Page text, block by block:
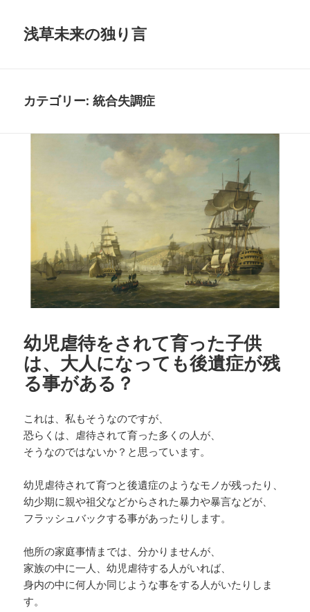
浅草未来の独り言
カテゴリー:統合失調症
幼児虐待をされて育った子供
は、大人になっても後遺症が残
る事がある？
これは、私もそうなのですが、
恐らくは、虐待されて育った多くの人が、
そうなのではないか？と思っています。
幼児虐待されて育つと後遺症のようなモノが残ったり、
幼少期に親や祖父などからされた暴力や暴言などが、
フラッシュバックする事があったりします。
他所の家庭事情までは、分かりませんが、
家族の中に一人、幼児虐待する人がいれば、
身内の中に何人か同じような事をする人がいたりしま
す。